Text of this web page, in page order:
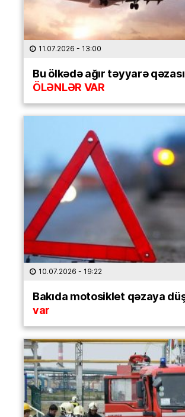
11.07.2026 - 13:00
Bu ölkədə ağır təyyarə
ÖLƏNLƏR VAR
10.07.2026 - 19:22
Bakıda motosiklet qəzaya
var